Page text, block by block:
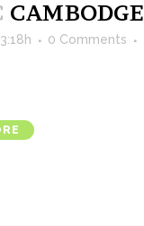
CAMBODGE
0 Comments